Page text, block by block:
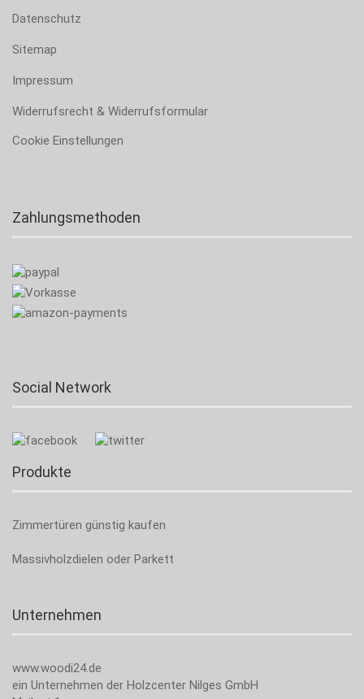
Datenschutz
Sitemap
Impressum
Widerrufsrecht & Widerrufsformular
Cookie Einstellungen
Zahlungsmethoden
Social Network
Produkte
Zimmertüren günstig kaufen
Massivholzdielen oder Parkett
Unternehmen
www.woodi24.de
ein Unternehmen der Holzcenter Nilges GmbH